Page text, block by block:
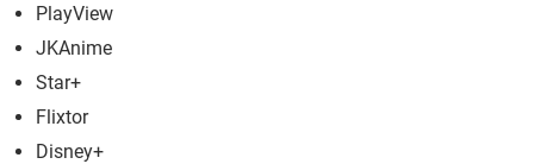
PlayView
JKAnime
Star+
Flixtor
Disney+